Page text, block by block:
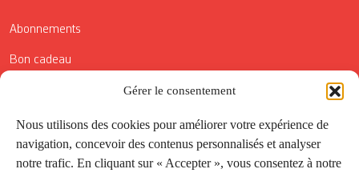
Gérer le consentement
Nous utilisons des cookies pour améliorer votre expérience de
navigation, concevoir des contenus personnalisés et analyser
notre trafic. En cliquant sur « Accepter », vous consentez à notre
Abonnements
Bon cadeau
Conditions générales de vente
Réductions de la Carte Côté Courrier
Application